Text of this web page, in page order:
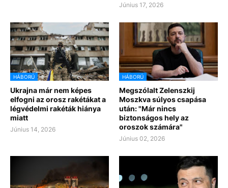
Június 17, 2026
HÁBORÚ
Ukrajna már nem képes
elfogni az orosz rakétákat a
légvédelmi rakéták hiánya
miatt
Június 14, 2026
HÁBORÚ
Megszólalt Zelenszkij
Moszkva súlyos csapása
után: "Már nincs
biztonságos hely az
oroszok számára"
Június 02, 2026